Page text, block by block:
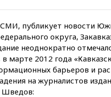
сбила еще
вчера, 20:27
олимпиады
вузы
вчера, 20:15
предложил
СМИ, публикует новости
округа,
неоднократно
марте 2012 года
барьеров и
на журналистов
Шведов: